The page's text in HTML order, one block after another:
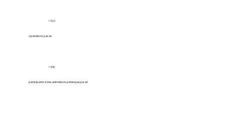
+150
opérations par an
+10K
participants à des animations pétanque par an